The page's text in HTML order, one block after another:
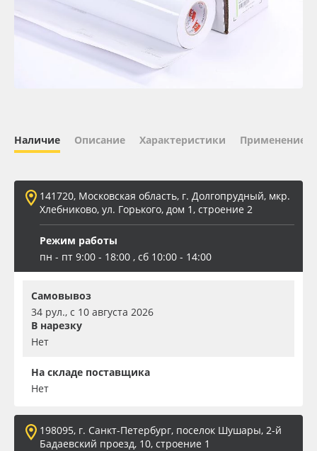
Oracal 641
Orajet 3640
Вспененный ПВХ
Баннер
Наличие Описание Характеристики Применение
141720, Московская область, г. Долгопрудный, мкр.
Хлебниково, ул. Горького, дом 1, строение 2
Режим работы
пн - пт 9:00 - 18:00 , сб 10:00 - 14:00
Самовывоз
34 рул., с 10 августа 2026
В нарезку
Нет
На складе поставщика
Нет
198095, г. Санкт-Петербург, поселок Шушары, 2-й
Бадаевский проезд, 10, строение 1